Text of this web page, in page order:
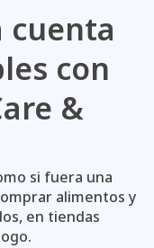
cuenta
con
&
si fuera una
alimentos y
en tiendas